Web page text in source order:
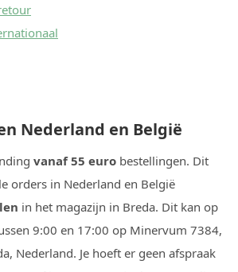
Nederland en België
vanaf 55 euro bestellingen. Dit
orders in Nederland en België
in het magazijn in Breda. Dit kan op
9:00 en 17:00 op Minervum 7384,
Nederland. Je hoeft er geen afspraak